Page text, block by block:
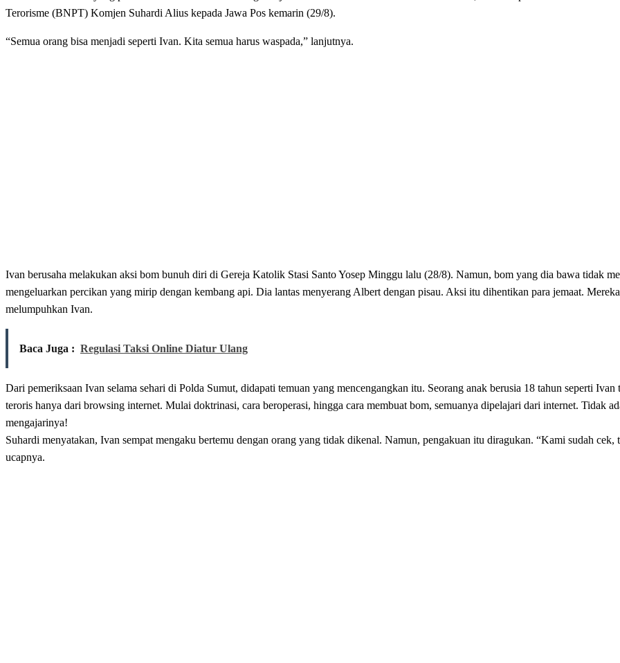
Terorisme (BNPT) Komjen Suhardi Alius kepada Jawa Pos kemarin (29/8).
“Semua orang bisa menjadi seperti Ivan. Kita semua harus waspada,” lanjutnya.
Ivan berusaha melakukan aksi bom bunuh diri di Gereja Katolik Stasi Santo Yosep Minggu lalu (28/8). Namun, bom yang dia bawa tidak
mengeluarkan percikan yang mirip dengan kembang api. Dia lantas menyerang Albert dengan pisau. Aksi itu dihentikan para jemaat.
melumpuhkan Ivan.
Baca Juga : Regulasi Taksi Online Diatur Ulang
Dari pemeriksaan Ivan selama sehari di Polda Sumut, didapati temuan yang mencengangkan itu. Seorang anak berusia 18 tahun seperti Ivan
teroris hanya dari browsing internet. Mulai doktrinasi, cara beroperasi, hingga cara membuat bom, semuanya dipelajari dari internet. Tidak
mengajarinya!
Suhardi menyatakan, Ivan sempat mengaku bertemu dengan orang yang tidak dikenal. Namun, pengakuan itu diragukan. “Kami sudah cek,
ucapnya.